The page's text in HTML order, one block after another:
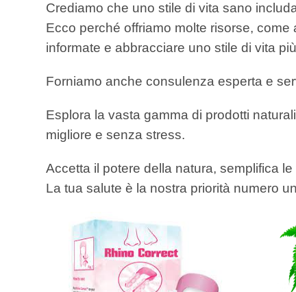
Crediamo che uno stile di vita sano
Ecco perché offriamo molte risorse,
informate e abbracciare uno stile di vita
Forniamo anche consulenza esperta e
Esplora la vasta gamma di prodotti
migliore e senza stress.
Accetta il potere della natura, semplifica
La tua salute è la nostra priorità numero